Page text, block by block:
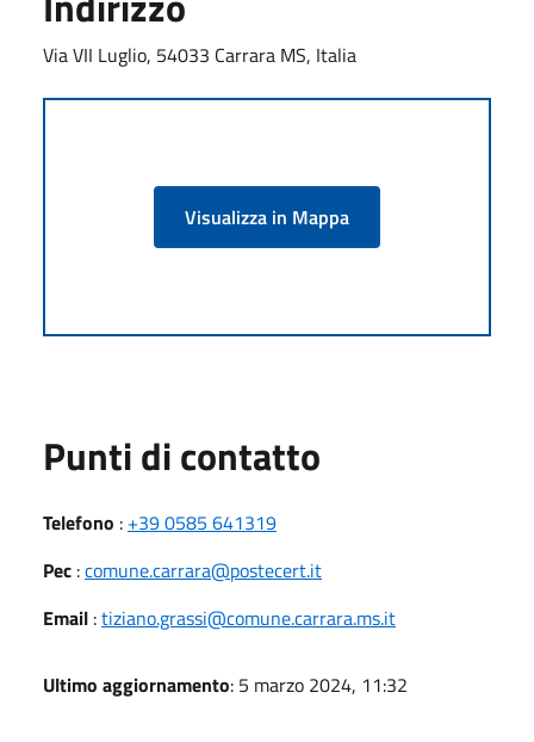
Via VII Luglio, 54033 Carrara MS, Italia
Visualizza in Mappa
Punti di contatto
Telefono : +39 0585 641319
Pec :comune.carrara@postecert.it
Email :tiziano.grassi@comune.carrara.ms.it
Ultimo aggiornamento: 5 marzo 2024, 11:32